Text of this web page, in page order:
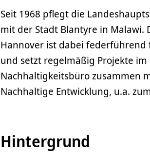
Seit 1968 pflegt die
mit der Stadt Blantyre in
Hannover ist dabei
und setzt regelmäßig Projekte
Nachhaltigkeitsbüro zusammen
Nachhaltige Entwicklung, u.a.
Hintergrund